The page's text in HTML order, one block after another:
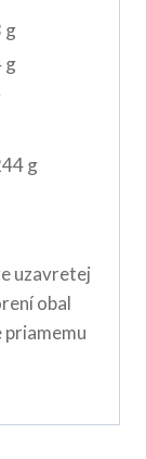
g
g
g
uzavretej
obal